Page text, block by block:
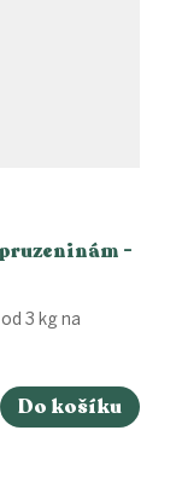
-
Do košíku
3 kg na